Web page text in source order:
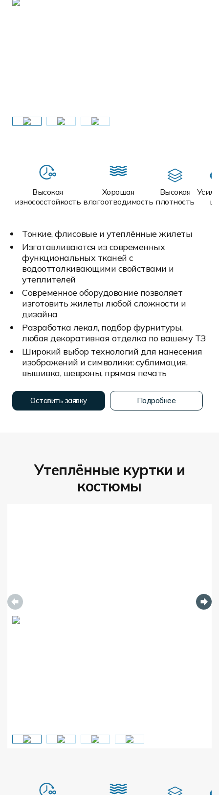
Высокая
износосстойкость
Хорошая
влагоотводимость
Высокая
плотность
Тонкие, флисовые и утеплённые жилеты
Изготавливаются из современных
функциональных тканей с
водоотталкивающими свойствами и
утеплителей
Современное оборудование позволяет
изготовить жилеты любой сложности и
дизайна
Разработка лекал, подбор фурнитуры,
любая декоративная отделка по вашему ТЗ
Широкий выбор технологий для нанесения
изображений и символики: сублимация,
вышивка, шевроны, прямая печать
Оставить заявку Подробнее
Утеплённые куртки и
костюмы